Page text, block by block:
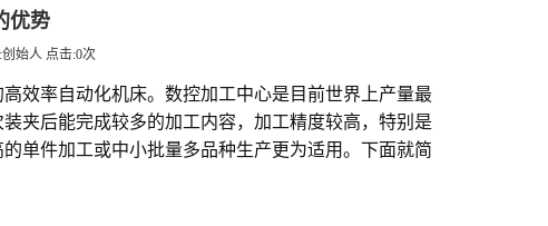
优势
始人 点击:0次
效率自动化机床。数控加工中心是目前世界上产量最
夹后能完成较多的加工内容，加工精度较高，特别是
单件加工或中小批量多品种生产更为适用。下面就简